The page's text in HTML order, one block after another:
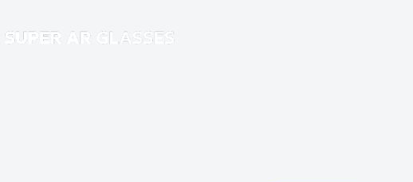
innholdet